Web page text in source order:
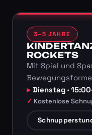
3–5 JAHRE
ROCKETS
Mit Spiel und
Dienstag ·
Kostenlose